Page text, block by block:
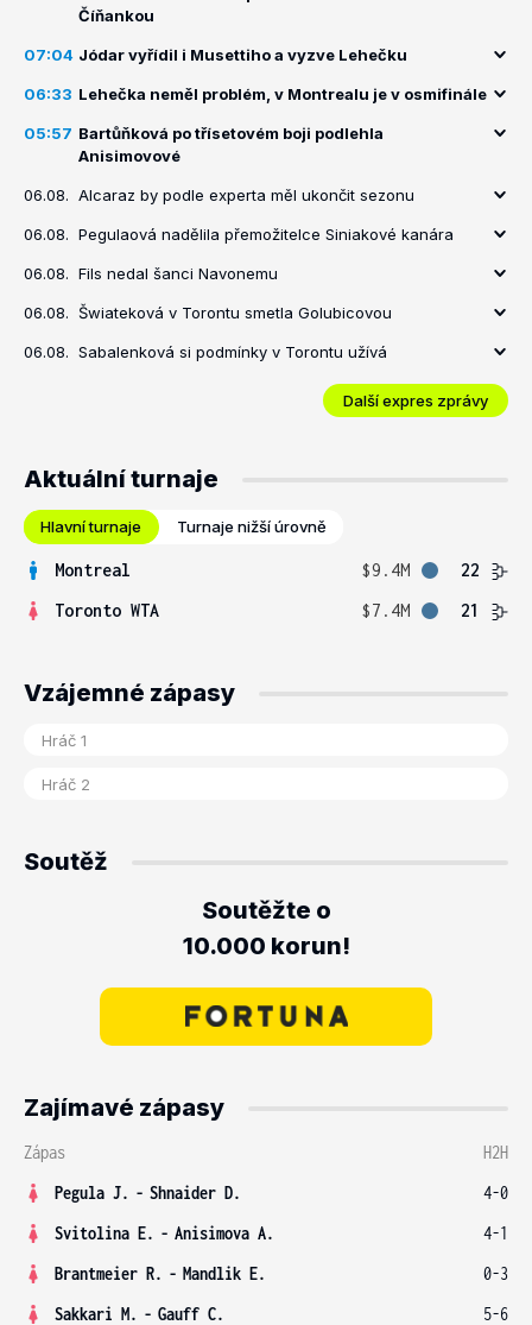
Číňankou
07:04 Jódar vyřídil i Musettiho a vyzve Lehečku
06:33 Lehečka neměl problém, v Montrealu je v osmifinále
05:57 Bartůňková po třísetovém boji podlehla
Anisimovové
06.08. Alcaraz by podle experta měl ukončit sezonu
06.08. Pegulaová nadělila přemožitelce Siniakové kanára
06.08. Fils nedal šanci Navonemu
06.08. Šwiateková v Torontu smetla Golubicovou
06.08. Sabalenková si podmínky v Torontu užívá
Další expres zprávy
Aktuální turnaje
Hlavní turnaje Turnaje nižší úrovně
Montreal $9.4M
22
Toronto WTA
$7.4M 21
Vzájemné zápasy
Soutěž
Soutěžte o
10.000 korun!
Zajímavé zápasy
Zápas
H2H
Pegula J. - Shnaider D.
4-0
Svitolina E. - Anisimova A.
4-1
Brantmeier R. - Mandlik E.
0-3
Sakkari M. - Gauff C.
5-6